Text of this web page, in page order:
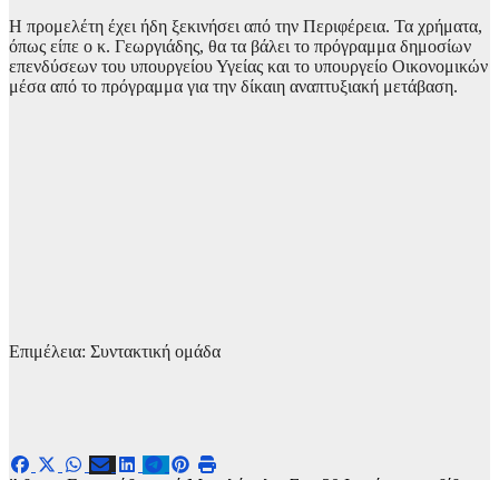
Η προμελέτη έχει ήδη ξεκινήσει από την Περιφέρεια. Τα χρήματα,
όπως είπε ο κ. Γεωργιάδης, θα τα βάλει το πρόγραμμα δημοσίων
επενδύσεων του υπουργείου Υγείας και το υπουργείο Οικονομικών
μέσα από το πρόγραμμα για την δίκαιη αναπτυξιακή μετάβαση.
Επιμέλεια: Συντακτική ομάδα